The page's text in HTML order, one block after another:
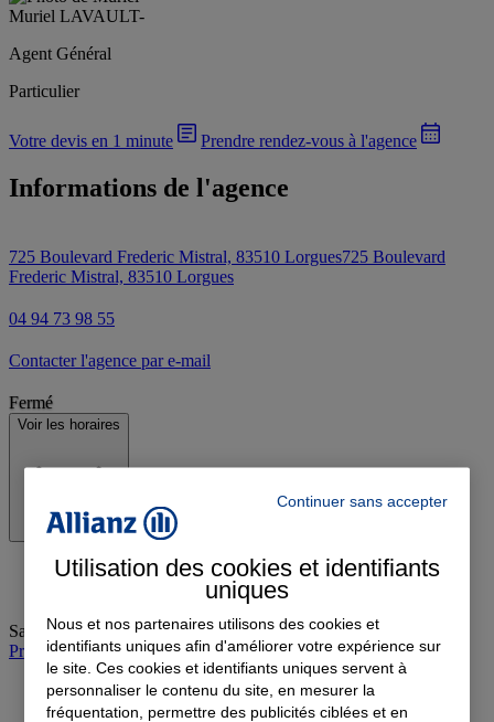
Muriel LAVAULT-
Agent Général
Particulier
Votre devis en 1 minute Prendre rendez-vous à l'agence
Informations de l'agence
725 Boulevard Frederic Mistral, 83510 Lorgues725 Boulevard
Frederic Mistral, 83510 Lorgues
04 94 73 98 55
Contacter l'agence par e-mail
Fermé
Voir les horaires
Samedi: 09:00-13:00
Prendre rendez-vous à l'agence
Continuer sans accepter
Utilisation des cookies et identifiants
uniques
Nous et nos partenaires utilisons des cookies et
identifiants uniques afin d'améliorer votre expérience sur
le site. Ces cookies et identifiants uniques servent à
personnaliser le contenu du site, en mesurer la
fréquentation, permettre des publicités ciblées et en